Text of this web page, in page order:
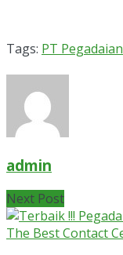
Tags: PT Pegadaian
admin
Next Post